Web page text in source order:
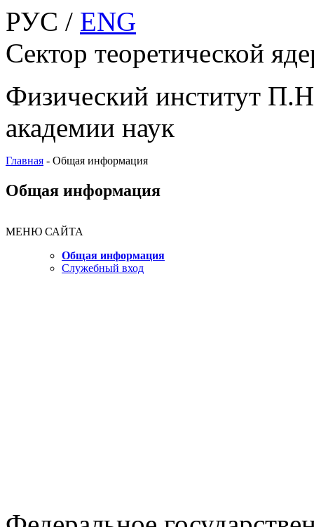
РУС / ENG
Сектор теоретической
Физический институт
академии наук
Главная - Общая информация
Общая информация
МЕНЮ САЙТА
Общая информация
Служебный вход